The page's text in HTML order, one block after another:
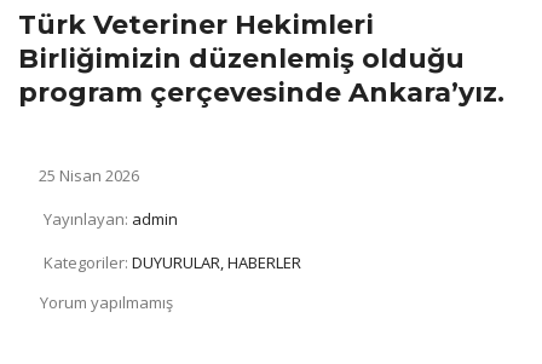
Türk Veteriner Hekimleri
Birliğimizin düzenlemiş olduğu
program çerçevesinde Ankara’yız.
25 Nisan 2026
Yayınlayan: admin
Kategoriler: DUYURULAR, HABERLER
Yorum yapılmamış